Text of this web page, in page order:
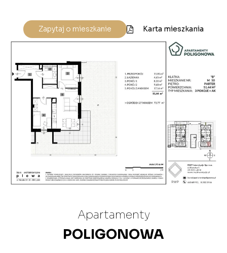
Zapytaj o mieszkanie Karta mieszkania
Apartamenty
POLIGONOWA